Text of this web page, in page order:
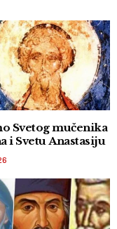
Svetog mučenika
i Svetu Anastasiju